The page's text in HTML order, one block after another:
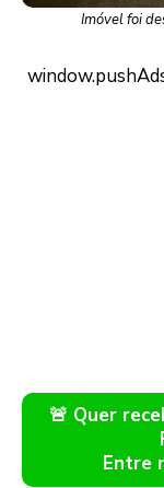
Imóvel foi
🚨 Quer
Entre